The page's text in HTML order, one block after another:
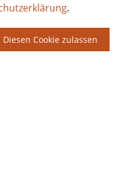
.
Diesen Cookie zulassen